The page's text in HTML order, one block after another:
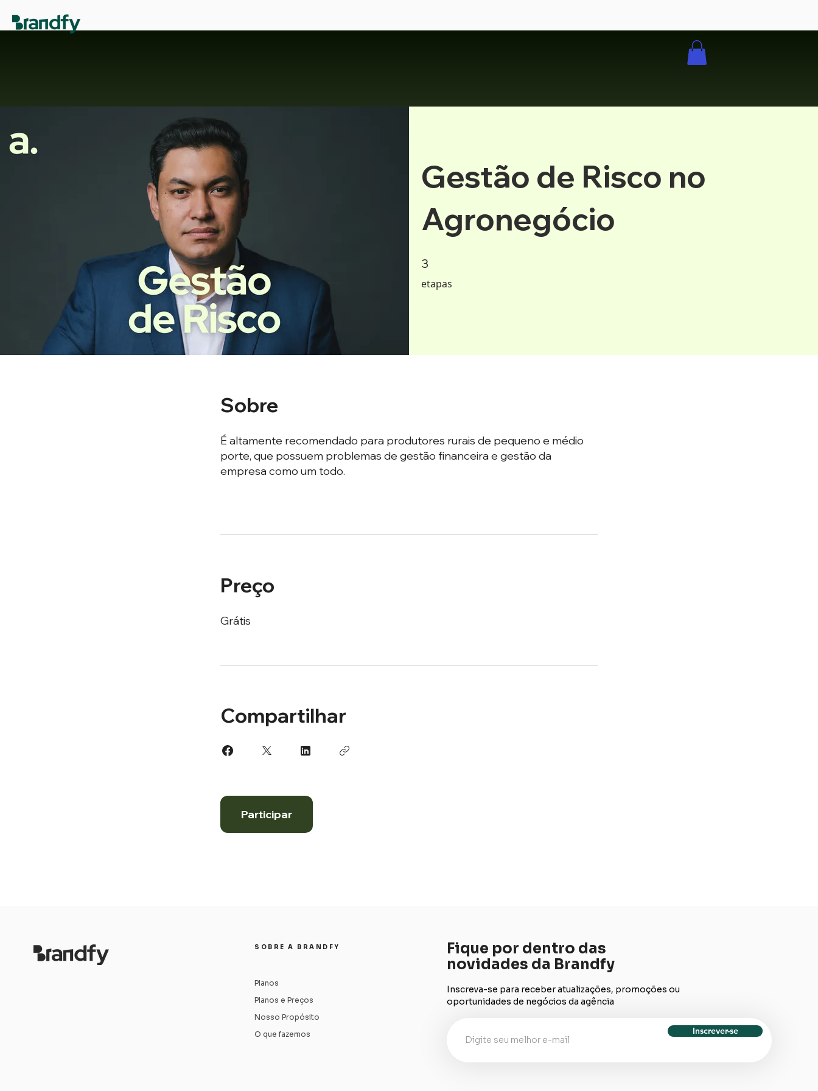
Gestão de Risco no
Agronegócio
3
etapas
3 etapas
Sobre
É altamente recomendado para produtores rurais de pequeno e médio
porte, que possuem problemas de gestão financeira e gestão da
empresa como um todo.
Preço
Grátis
Compartilhar
Participar
SOBRE A BRANDFY
Planos
Planos e Preços
Nosso Propósito
O que fazemos
Fique por dentro das
novidades da Brandfy
Inscreva-se para receber atualizações, promoções ou
oportunidades de negócios da agência
Inscrever-se